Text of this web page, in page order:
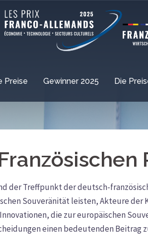
Preise Gewinner 2025 Die
der Treffpunkt der deutsch-
Souveränität leisten, Akteure
die zur europäischen
einen bedeutenden Beitrag